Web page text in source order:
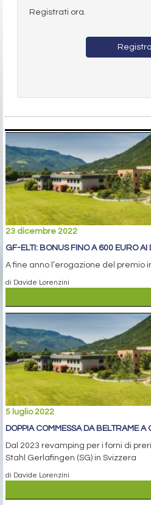
Registrati ora.
23 dicembre 2022
GF-ELTI: BONUS FINO A 600 EURO AI
A fine anno l’erogazione del
di Davide Lorenzini
5 luglio 2022
DOPPIA COMMESSA DA BELTRAME A
Dal 2023 revamping per i forni di
Stahl Gerlafingen (SG) in Svizzera
di Davide Lorenzini